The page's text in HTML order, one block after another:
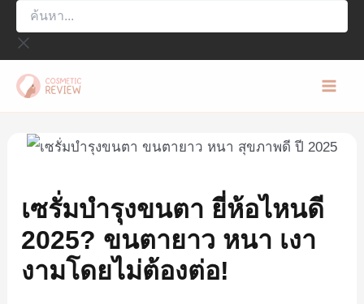
ค้นหา...
เซรั่มบำรุงขนตา ยี่ห้อไหนดี
2025? ขนตายาว หนา เงา
งามโดยไม่ต้องต่อ!